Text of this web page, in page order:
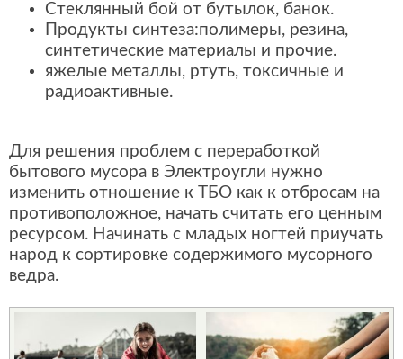
Стеклянный бой от бутылок, банок.
Продукты синтеза:полимеры, резина,
синтетические материалы и прочие.
яжелые металлы, ртуть, токсичные и
радиоактивные.
Для решения проблем с переработкой
бытового мусора в Электроугли нужно
изменить отношение к ТБО как к отбросам на
противоположное, начать считать его ценным
ресурсом. Начинать с младых ногтей приучать
народ к сортировке содержимого мусорного
ведра.